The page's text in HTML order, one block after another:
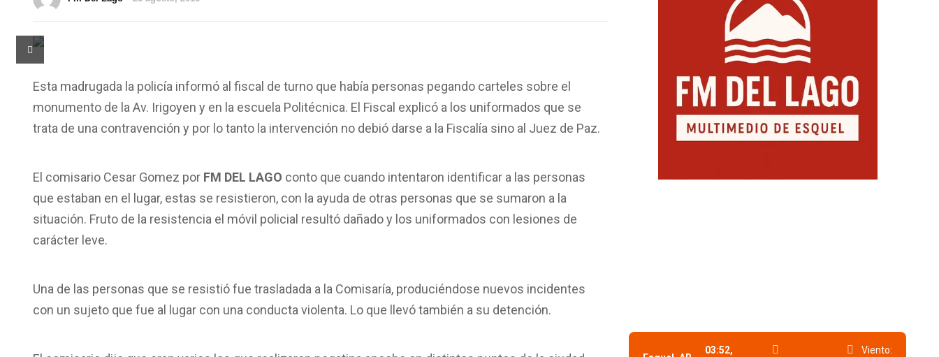
Esta madrugada la policía informó al fiscal de turno que había personas pegando carteles sobre el
monumento de la Av. Irigoyen y en la escuela Politécnica. El Fiscal explicó a los uniformados que se
trata de una contravención y por lo tanto la intervención no debió darse a la Fiscalía sino al Juez de Paz.
El comisario Cesar Gomez por FM DEL LAGO conto que cuando intentaron identificar a las personas
que estaban en el lugar, estas se resistieron, con la ayuda de otras personas que se sumaron a la
situación. Fruto de la resistencia el móvil policial resultó dañado y los uniformados con lesiones de
carácter leve.
Una de las personas que se resistió fue trasladada a la Comisaría, produciéndose nuevos incidentes
con un sujeto que fue al lugar con una conducta violenta. Lo que llevó también a su detención.
03:52,
Viento: